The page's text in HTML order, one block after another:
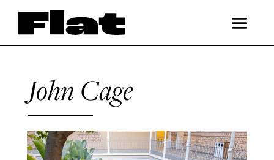
John Cage